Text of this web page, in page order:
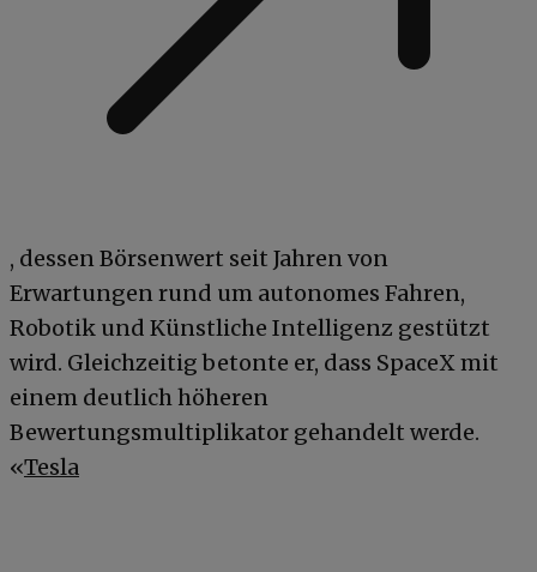
, dessen Börsenwert seit Jahren von
Erwartungen rund um autonomes Fahren,
Robotik und Künstliche Intelligenz gestützt
wird. Gleichzeitig betonte er, dass SpaceX mit
einem deutlich höheren
Bewertungsmultiplikator gehandelt werde.
«Tesla